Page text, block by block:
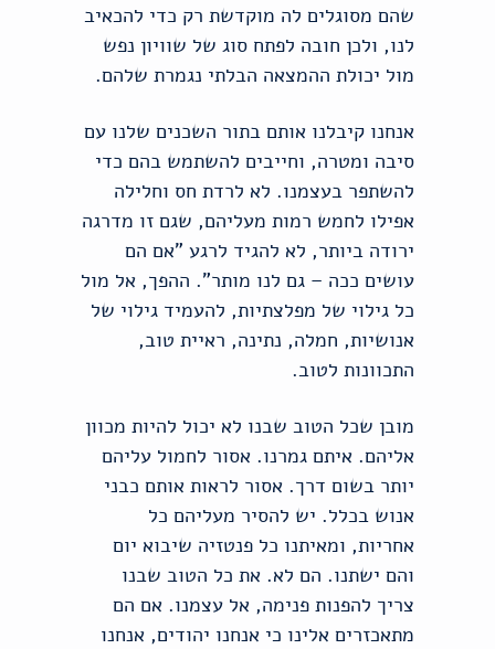
שהם מסוגלים לה מוקדשת רק כדי להכאיב
לנו, ולכן חובה לפתח סוג של שוויון נפש
מול יכולת ההמצאה הבלתי נגמרת שלהם.
אנחנו קיבלנו אותם בתור השכנים שלנו עם
סיבה ומטרה, וחייבים להשתמש בהם כדי
להשתפר בעצמנו. לא לרדת חס וחלילה
אפילו לחמש רמות מעליהם, שגם זו מדרגה
ירודה ביותר, לא להגיד לרגע "אם הם
עושים ככה – גם לנו מותר". ההפך, אל מול
כל גילוי של מפלצתיות, להעמיד גילוי של
אנושיות, חמלה, נתינה, ראיית טוב,
התכוונות לטוב.
מובן שכל הטוב שבנו לא יכול להיות מכוון
אליהם. איתם גמרנו. אסור לחמול עליהם
יותר בשום דרך. אסור לראות אותם כבני
אנוש בכלל. יש להסיר מעליהם כל
אחריות, ומאיתנו כל פנטזיה שיבוא יום
והם ישתנו. הם לא. את כל הטוב שבנו
צריך להפנות פנימה, אל עצמנו. אם הם
מתאכזרים אלינו כי אנחנו יהודים, אנחנו